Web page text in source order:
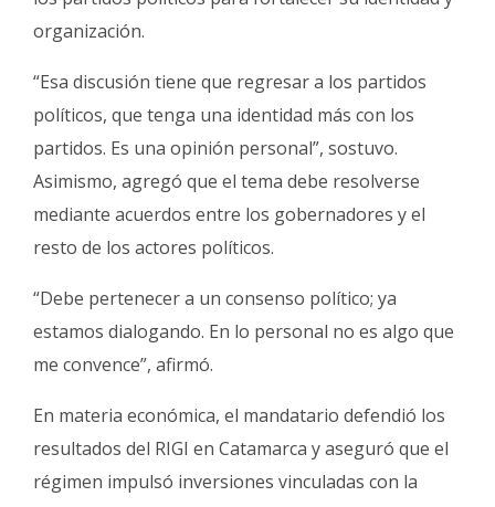
organización.
“Esa discusión tiene que regresar a los partidos
políticos, que tenga una identidad más con los
partidos. Es una opinión personal”, sostuvo.
Asimismo, agregó que el tema debe resolverse
mediante acuerdos entre los gobernadores y el
resto de los actores políticos.
“Debe pertenecer a un consenso político; ya
estamos dialogando. En lo personal no es algo que
me convence”, afirmó.
En materia económica, el mandatario defendió los
resultados del RIGI en Catamarca y aseguró que el
régimen impulsó inversiones vinculadas con la